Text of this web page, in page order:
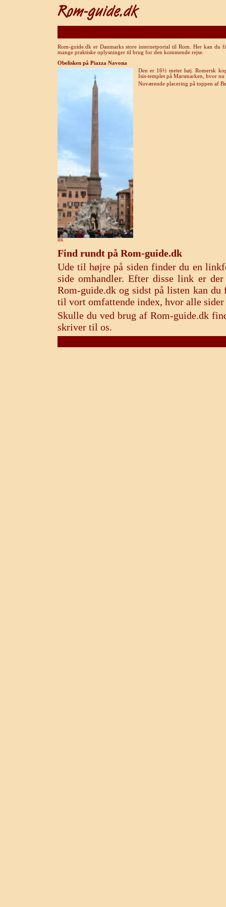
Rom-guide.dk er Danmarks store internetportal til Rom. Her kan du
mange praktiske oplysninger til brug for den kommende rejse.
Obelisken på Piazza Navona
Den er 16½ meter høj. Romersk
Isis-templet på Marsmarken, hvor
Nuværende placering på toppen af
HK
Find rundt på Rom-guide.dk
Ude til højre på siden finder du en
side omhandler. Efter disse link er
Rom-guide.dk og sidst på listen kan
til vort omfattende index, hvor alle
Skulle du ved brug af Rom-guide.dk
skriver til os.